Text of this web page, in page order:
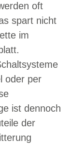
oft
spart nicht
im
oder per
ist dennoch
der